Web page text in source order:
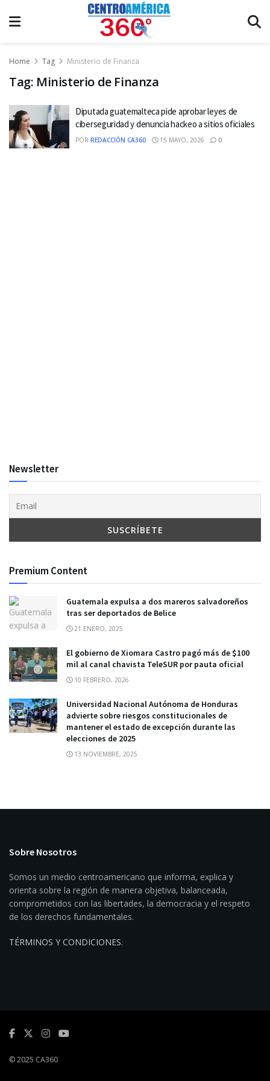
Home Tag Ministerio de Finanza
Tag: Ministerio de Finanza
Diputada guatemalteca pide aprobar leyes de
ciberseguridad y denuncia hackeo a sitios oficiales
POR REDACCIÓN CA360 15 MAYO, 2026 0
Newsletter
Premium Content
Guatemala expulsa a dos mareros salvadoreños
tras ser deportados de Belice
21 ENERO, 2025
El gobierno de Xiomara Castro pagó más de $100
mil al canal chavista TeleSUR por pauta oficial
10 FEBRERO, 2026
Universidad Nacional Autónoma de Honduras
advierte sobre riesgos constitucionales de
mantener el estado de excepción durante las
elecciones de 2025
13 NOVIEMBRE, 2025
Sobre Nosotros
Somos un medio centroamericano que informa, explica y
orienta sobre la región de manera objetiva, balanceada,
comprometidos con las libertades, la democracia y el respeto
de los derechos fundamentales.
TÉRMINOS Y CONDICIONES.
© 2025 CA360